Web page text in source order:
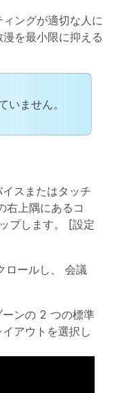
ングが適切な人に
を最小限に抑える
ません。
スまたはタッチ
右上隅にあるコ
プします。 [設定
ロールし、 会議
ンの 2 つの標準
アウトを選択し